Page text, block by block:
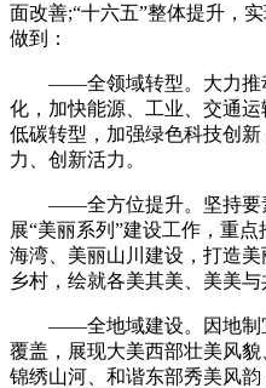
面改善;“十六五”整体提升，
做到：
——全领域转型。大力推动
化，加快能源、工业、交通
低碳转型，加强绿色科技创
力、创新活力。
——全方位提升。坚持要
展“美丽系列”建设工作，重
海湾、美丽山川建设，打造
乡村，绘就各美其美、美美与
——全地域建设。因地制宜
覆盖，展现大美西部壮美风
锦绣山河、和谐东部秀美风